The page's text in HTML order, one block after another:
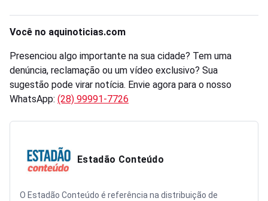
Você no aquinoticias.com
Presenciou algo importante na sua cidade? Tem uma
denúncia, reclamação ou um vídeo exclusivo? Sua
sugestão pode virar notícia. Envie agora para o nosso
WhatsApp: (28) 99991-7726
Estadão Conteúdo
O Estadão Conteúdo é referência na distribuição de